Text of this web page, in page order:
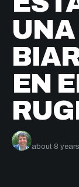
EN
about 8